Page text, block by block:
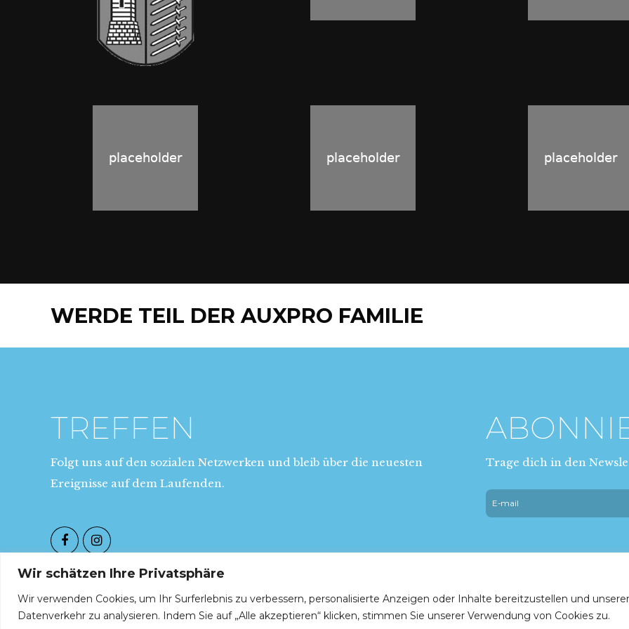
Wir schätzen Ihre Privatsphäre
Wir verwenden Cookies, um Ihr Surferlebnis zu verbessern, personalisierte Anzeigen oder Inhalte bereitzustellen und
Datenverkehr zu analysieren. Indem Sie auf „Alle akzeptieren“ klicken, stimmen Sie unserer Verwendung von Cookies zu.
WERDE TEIL DER AUXPRO FAMILIE
TREFFEN
Folgt uns auf den sozialen Netzwerken und bleib über die neuesten
Ereignisse auf dem Laufenden.
Trage dich in den
Impressum|Datenschutzerklärung